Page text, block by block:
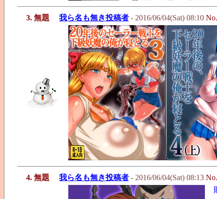
3. 無題 我ら名も無き投稿者 - 2016/06/04(Sat) 08:10
4. 無題 我ら名も無き投稿者 - 2016/06/04(Sat) 08:13